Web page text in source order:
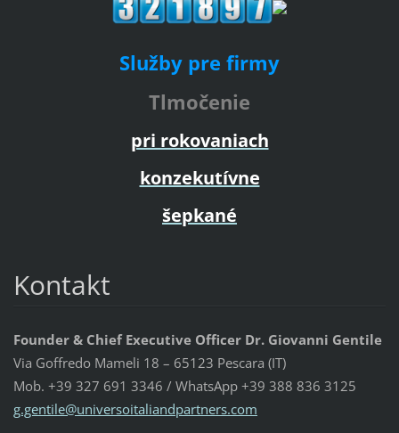
Služby pre firmy
Tlmočenie
pri rokovaniach
konzekutívne
šepkané
Kontakt
Founder & Chief Executive Officer Dr. Giovanni Gentile
Via Goffredo Mameli 18 – 65123 Pescara (IT)
Mob. +39 327 691 3346 / WhatsApp +39 388 836 3125
g.gentile@universoitaliandpartners.com